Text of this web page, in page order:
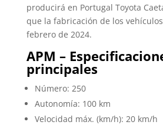
producirá en Portugal Toyota
que la fabricación de los
febrero de 2024.
APM –
principales
Número: 250
Autonomía: 100 km
Velocidad máx. (km/h): 20 km/h